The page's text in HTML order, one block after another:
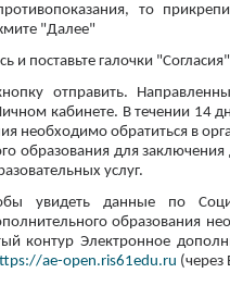
то
"Далее"
и поставьте галочки "Согласия"
отправить.
кабинете. В течении 14
необходимо обратиться в
образования для заключения
услуг.
увидеть данные по
образования
контур Электронное
ae-open.ris61edu.ru (через